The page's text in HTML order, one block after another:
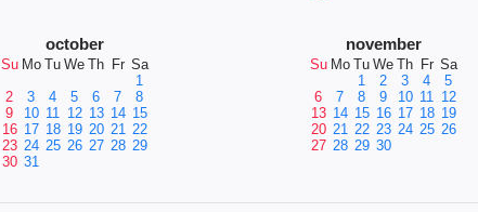
october
Su Mo Tu We Th Fr Sa
1
2
3 4 5 6 7
8
9
10 11 12 13 14 15
16 17 18 19 20 21 22
23 24 25 26 27 28 29
30 31
november
Su Mo Tu We Th Fr Sa
1
2 3 4
5
6
7 8 9 10 11 12
13 14 15 16 17 18 19
20 21 22 23 24 25 26
27 28 29 30